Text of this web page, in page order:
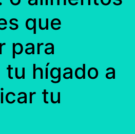
que
para
tu hígado a
tu